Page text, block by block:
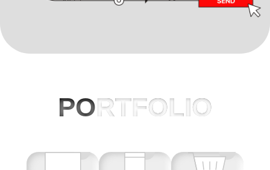
PORTFOLIO